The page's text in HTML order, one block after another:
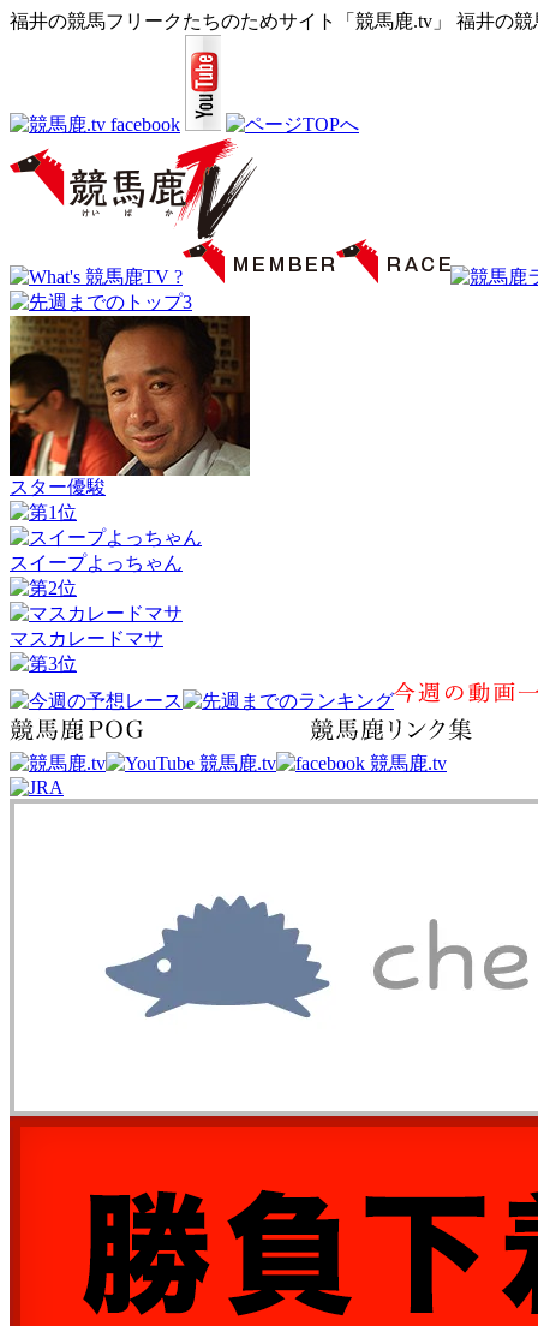
福井の競馬フリークたちのためサイト「競馬鹿.tv」 福井の
スター優駿
スイープよっちゃん
マスカレードマサ